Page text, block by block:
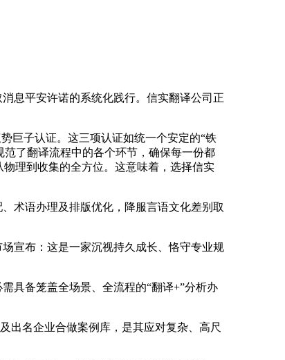
息平安许诺的系统化践行。信实翻译公司正
巨子认证。这三项认证如统一个安定的“铁
范了翻译流程中的各个环节，确保每一份都
理到收集的全方位。这意味着，选择信实
术语办理及排版优化，降服言语文化差别取
宣布：这是一家沉视持久成长、恪守专业规
具备笼盖全场景、全流程的“翻译+”分析办
名企业合做案例库，是其应对复杂、高尺